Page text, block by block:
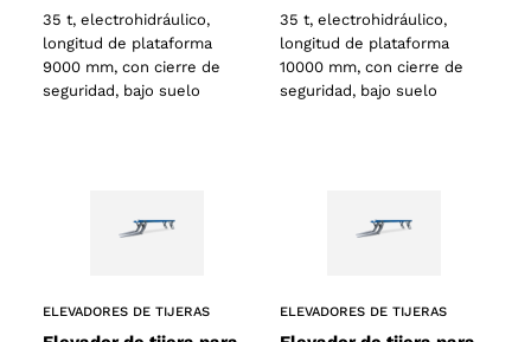
35 t, electrohidráulico,
longitud de plataforma
9000 mm, con cierre de
seguridad, bajo suelo
35 t, electrohidráulico,
longitud de plataforma
10000 mm, con cierre de
seguridad, bajo suelo
ELEVADORES DE TIJERAS ELEVADORES DE TIJERAS